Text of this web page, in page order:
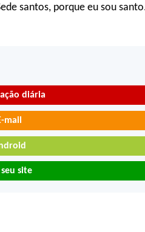
santos, porque eu sou
diária
mail
site